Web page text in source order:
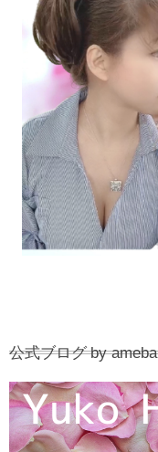
公式ブログ by ameba